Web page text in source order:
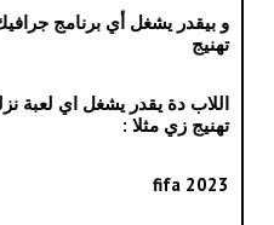
و بيقدر يشغل أي برنامج
تهنيج
اللاب دة يقدر يشغل اي لعبة
تهنيج زي مثلا :
fifa 2023